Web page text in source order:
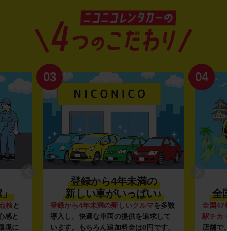
」
検と
感と
境に
03
登録から4年未満の
新しい車がいっぱい♪
登録から4年未満の新しいクルマを多数
導入し、快適な車両の提供を追求して
います。もちろん追加料金は0円です。
04
全
全国47
駅チカ
店舗で